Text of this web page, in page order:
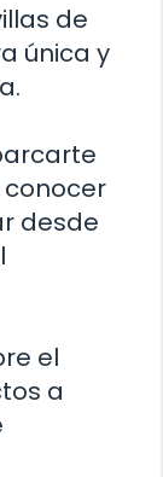
de
única y
desde
el
a